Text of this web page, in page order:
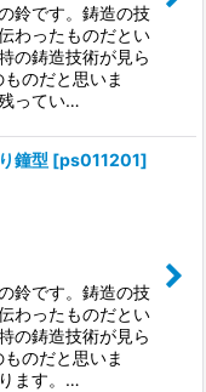
鈴です。鋳造の技
わったものだとい
の鋳造技術が見ら
のだと思いま
ってい…
鐘型 [ps011201]
鈴です。鋳造の技
わったものだとい
の鋳造技術が見ら
のだと思いま
ます。…